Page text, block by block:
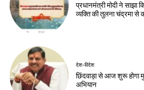
प्रधानमंत्री मोदी ने साझा
व्यक्ति की तुलना चंद्रमा से
देश-विदेश
छिंदवाड़ा से आज शुरू होगा
अभियान